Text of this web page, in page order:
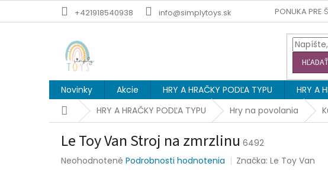
+421918540938 info@simplytoys.sk PONUKA PRE
HĽADAŤ
Novinky Akcie HRY A HRAČKY PODĽA TYPU HRY A
DomovHRY A HRAČKY PODĽA TYPU Hry na povolania
Le Toy Van Stroj na zmrzlinu 6492
Priemerné
Neohodnotené Podrobnosti hodnotenia Značka:Le Toy Van